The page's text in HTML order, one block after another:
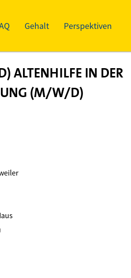
Gehalt Perspektiven
ALTENHILFE IN DER
(M/W/D)